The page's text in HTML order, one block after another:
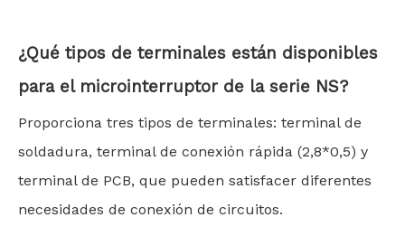
¿Qué tipos de terminales están disponibles
para el microinterruptor de la serie NS?
Proporciona tres tipos de terminales: terminal de
soldadura, terminal de conexión rápida (2,8*0,5) y
terminal de PCB, que pueden satisfacer diferentes
necesidades de conexión de circuitos.